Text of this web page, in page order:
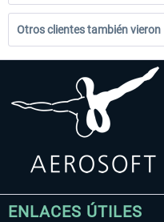
Otros clientes también vieron
ENLACES ÚTILES